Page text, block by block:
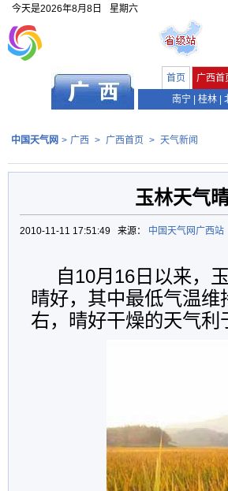
今天是2026年8月8日 星期六
首页 广西首
南宁
桂林
中国天气网 > 广西 > 广西首页 > 天气新闻
玉林天气
2010-11-11 17:51:49 来源： 中国天气网广西站
自10月16日以来，
晴好，其中最低气温
右，晴好干燥的天气